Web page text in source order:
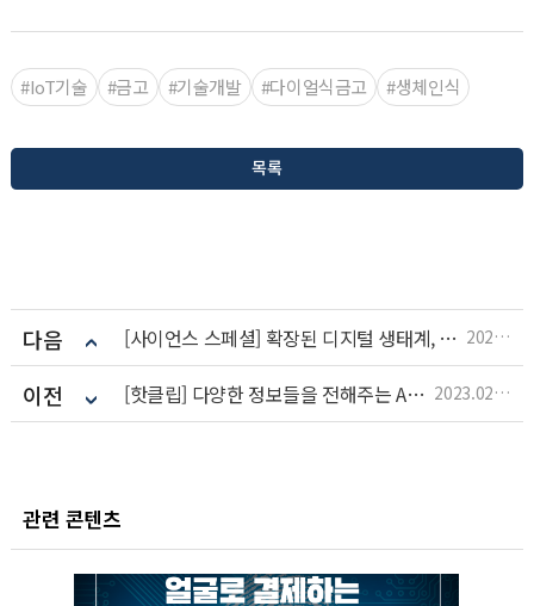
#IoT기술 #금고 #기술개발 #다이얼식금고 #생체인식
목록
다음 [사이언스 스페셜] 확장된 디지털 생태계, 변화되고 있는 일상 .. 부작용은 없을까? 2023.02.20
이전 [핫클립] 다양한 정보들을 전해주는 AR사진 2023.02.20
관련 콘텐츠